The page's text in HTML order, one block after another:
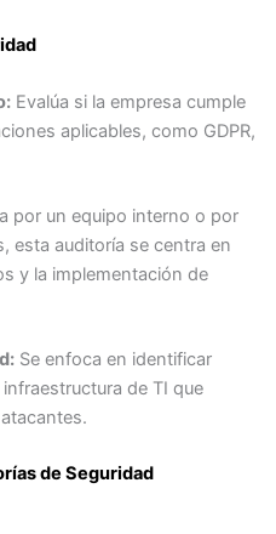
Evalúa si la empresa cumple
aplicables, como GDPR,
por un equipo interno o por
esta auditoría se centra en
y la implementación de
Se enfoca en identificar
de TI que
de Seguridad